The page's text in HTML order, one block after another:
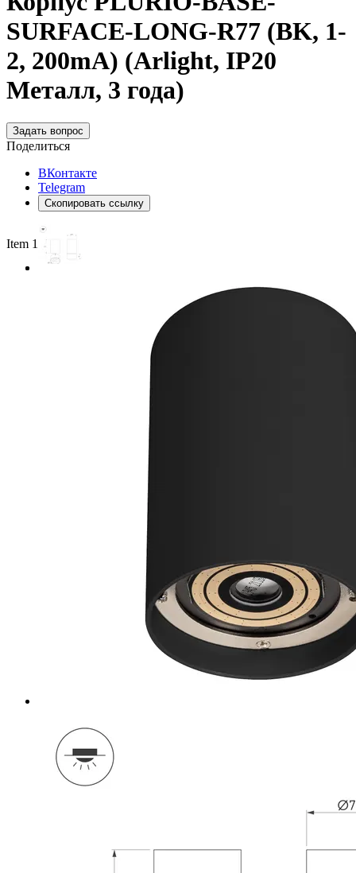
SURFACE-LONG-R77 (BK, 1-
2, 200mA) (Arlight, IP20
Металл, 3 года)
Задать вопрос
Поделиться
ВКонтакте
Telegram
Скопировать ссылку
Item 1 of 2